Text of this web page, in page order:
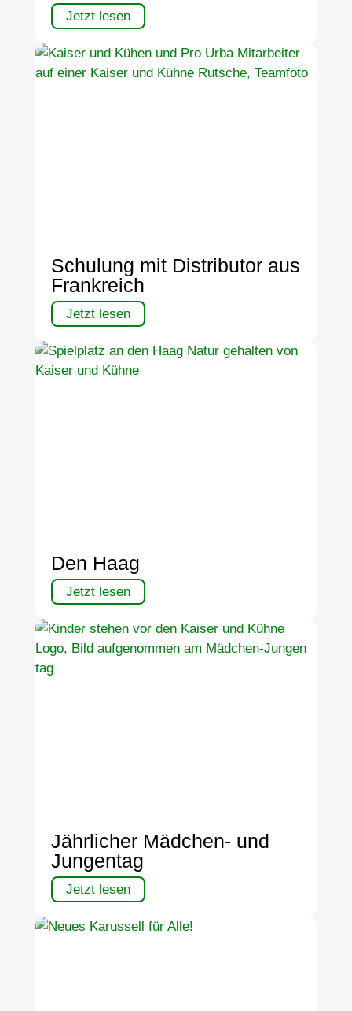
Jetzt lesen
Schulung mit Distributor aus
Frankreich
Jetzt lesen
Den Haag
Jetzt lesen
Jährlicher Mädchen- und
Jungentag
Jetzt lesen